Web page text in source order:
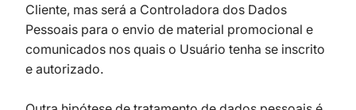
Cliente, mas será a Controladora dos Dados
Pessoais para o envio de material promocional e
comunicados nos quais o Usuário tenha se inscrito
e autorizado.